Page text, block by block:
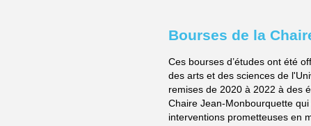
Bourses de la
Ces bourses d’études ont été
des arts et des sciences de
remises de 2020 à 2022 à des
Chaire Jean-Monbourquette
interventions prometteuses en